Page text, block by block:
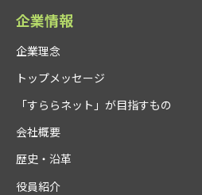
企業情報
企業理念
トップメッセージ
「すららネット」が目指すもの
会社概要
歴史・沿革
役員紹介